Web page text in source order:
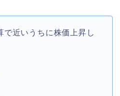
で近いうちに株価上昇し